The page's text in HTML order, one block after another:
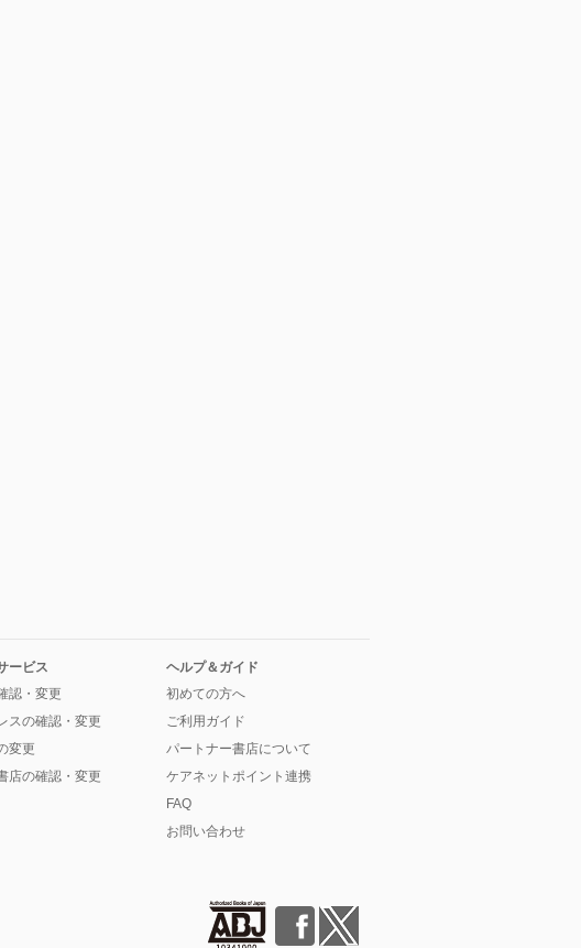
ービス
認・変更
スの確認・変更
変更
店の確認・変更
ヘルプ＆ガイド
初めての方へ
ご利用ガイド
パートナー書店について
ケアネットポイント連携
FAQ
お問い合わせ